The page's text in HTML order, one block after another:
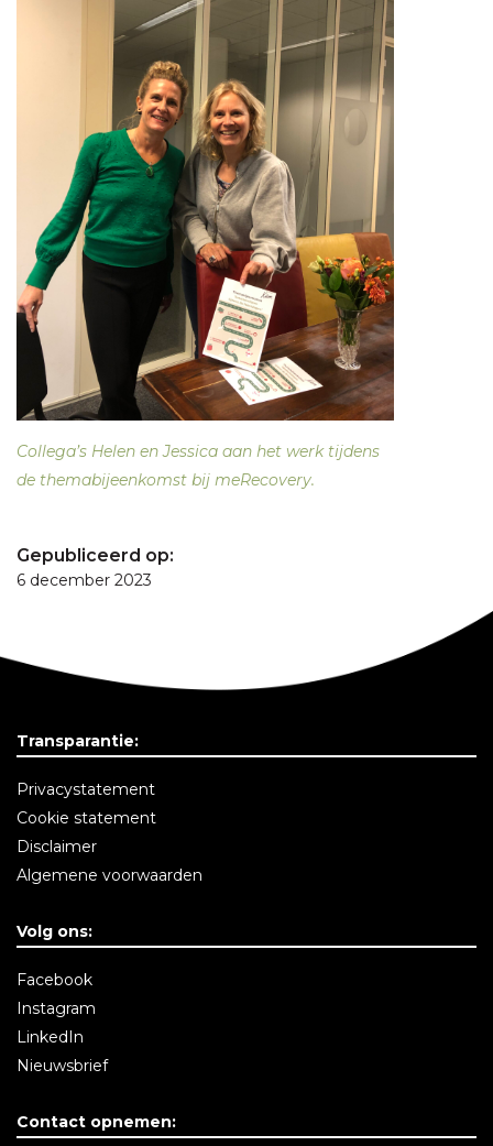
Collega’s Helen en Jessica aan het werk tijdens
de themabijeenkomst bij meRecovery.
Gepubliceerd op:
6 december 2023
Transparantie:
Privacystatement
Cookie statement
Disclaimer
Algemene voorwaarden
Volg ons:
Facebook
Instagram
LinkedIn
Nieuwsbrief
Contact opnemen: